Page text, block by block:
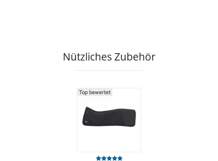
Nützliches Zubehör
Top bewertet